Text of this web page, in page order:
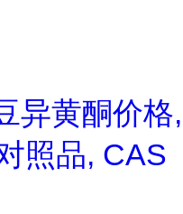
异黄酮价格,
照品, CAS